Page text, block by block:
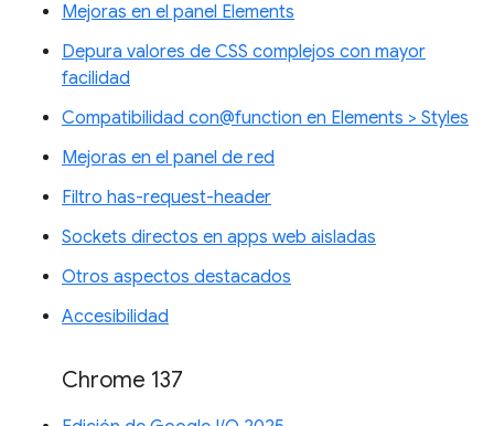
Mejoras en el panel Elements
Depura valores de CSS complejos con mayor
facilidad
Compatibilidad con@function en Elements > Styles
Mejoras en el panel de red
Filtro has-request-header
Sockets directos en apps web aisladas
Otros aspectos destacados
Accesibilidad
Chrome 137